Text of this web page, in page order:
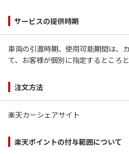
サービスの提供時期
車両の引渡時期、使用可能期間は、
て、お客様が個別に指定するところと
注文方法
楽天カーシェアサイト
楽天ポイントの付与範囲について